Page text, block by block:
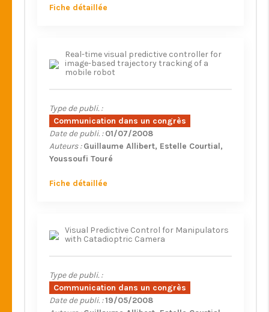
Fiche détaillée
Real-time visual predictive controller for
image-based trajectory tracking of a
mobile robot
Type de publi. :
Communication dans un congrès
Date de publi. : 01/07/2008
Auteurs : Guillaume Allibert Estelle Courtial
Youssoufi Touré
Fiche détaillée
Visual Predictive Control for Manipulators
with Catadioptric Camera
Type de publi. :
Communication dans un congrès
Date de publi. :19/05/2008